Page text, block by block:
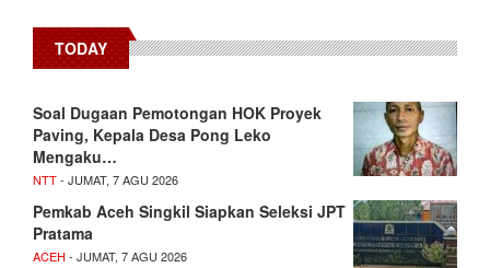
TODAY
​Soal Dugaan Pemotongan HOK Proyek
Paving, Kepala Desa Pong Leko
Mengaku…
NTT- JUMAT, 7 AGU 2026
Pemkab Aceh Singkil Siapkan Seleksi JPT
Pratama
ACEH - JUMAT, 7 AGU 2026